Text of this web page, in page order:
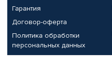
Гарантия
Договор-оферта
Политика обработки
персональных данных